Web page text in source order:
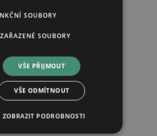
potahovaná tableta 50mg/850mg
slevové nabídky a novinky
údajů.
sezásadami zpracování osobních údajů
SOUBORY
SOUBORY
VŠE PŘIJMOUT
VŠE ODMÍTNOUT
ZOBRAZIT PODROBNOSTI